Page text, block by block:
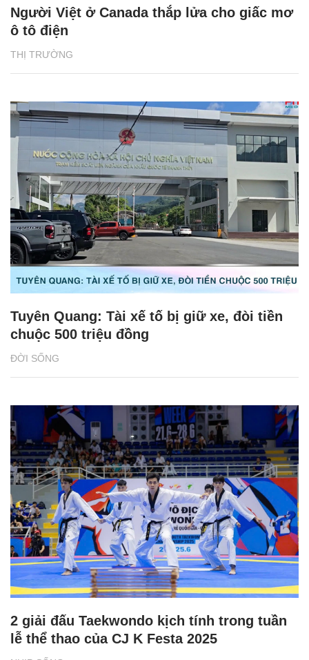
THỊ TRƯỜNG
Người Việt ở Canada thắp lửa cho giấc mơ
ô tô điện
ĐỜI SỐNG
Tuyên Quang: Tài xế tố bị giữ xe, đòi tiền
chuộc 500 triệu đồng
2 giải đấu Taekwondo kịch tính trong tuần
lễ thể thao của CJ K Festa 2025